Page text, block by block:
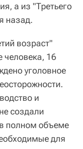
а из "Третьего
назад.
возраст"
человека, 16
уголовное
и
создали
полном объеме
для